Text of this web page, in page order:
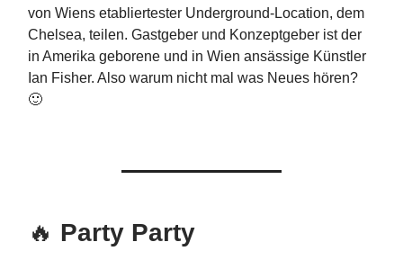
von Wiens etabliertester Underground-Location, dem
Chelsea, teilen. Gastgeber und Konzeptgeber ist der
in Amerika geborene und in Wien ansässige Künstler
Ian Fisher. Also warum nicht mal was Neues hören?
🙂
🔥 Party Party